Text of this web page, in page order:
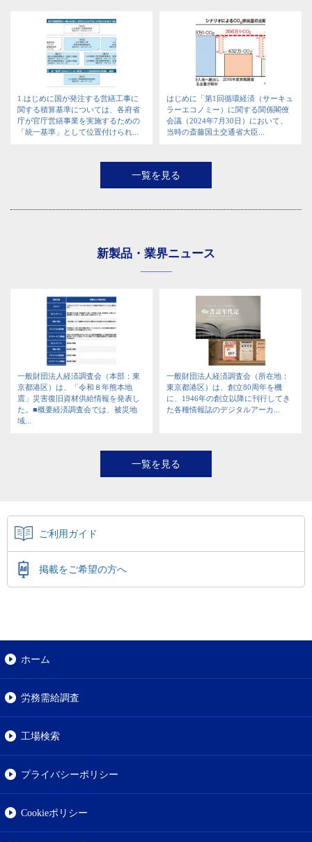
1.はじめに国が発注する営繕工事に
関する積算基準については、各府省
庁が官庁営繕事業を実施するための
「統一基準」として位置付けられ...
はじめに「第1回循環経済（サーキュ
ラーエコノミー）に関する関係閣僚
会議（2024年7月30日）において、
当時の斎藤国土交通省大臣...
一覧を見る
新製品・業界ニュース
一般財団法人経済調査会（本部：東
京都港区）は、「令和８年熊本地
震」災害復旧資材供給情報を発表し
た。■概要経済調査会では、被災地
域...
一般財団法人経済調査会（所在地：
東京都港区）は、創立80周年を機
に、1946年の創立以降に刊行してき
た各種情報誌のデジタルアーカ...
一覧を見る
ご利用ガイド
掲載をご希望の方へ
ホーム
労務需給調査
工場検索
プライバシーポリシー
Cookieポリシー